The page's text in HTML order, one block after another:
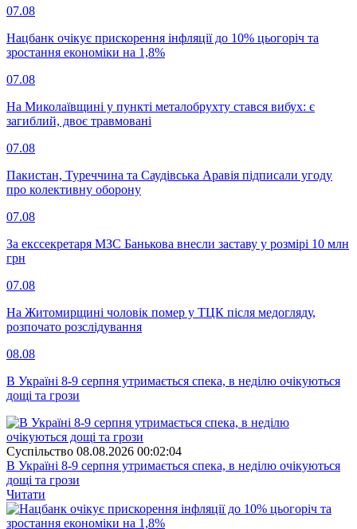
07.08
Нацбанк очікує прискорення інфляції до 10% цьогоріч та
зростання економіки на 1,8%
07.08
На Миколаївщині у пункті металобрухту стався вибух: є
загиблий, двоє травмовані
07.08
Пакистан, Туреччина та Саудівська Аравія підписали угоду
про колективну оборону
07.08
За екссекретаря МЗС Банькова внесли заставу у розмірі 10 млн
грн
07.08
На Житомирщині чоловік помер у ТЦК після медогляду,
розпочато розслідування
08.08
В Україні 8-9 серпня утримається спека, в неділю очікуються
дощі та грози
Суспiльство 08.08.2026 00:02:04
В Україні 8-9 серпня утримається спека, в неділю очікуються
дощі та грози
Читати